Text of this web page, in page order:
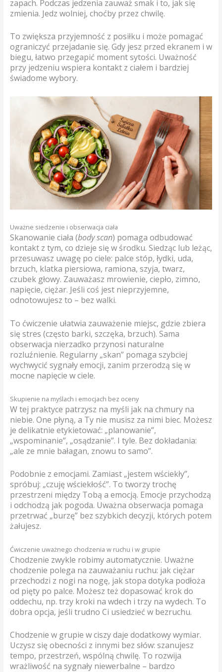
zapach. Podczas jedzenia zauważ smak i to, jak się
zmienia. Jedz wolniej, choćby przez chwilę.
To zwiększa przyjemność z posiłku i może pomagać
ograniczyć przejadanie się. Gdy jesz przed ekranem i w
biegu, łatwo przegapić moment sytości. Uważność
przy jedzeniu wspiera kontakt z ciałem i bardziej
świadome wybory.
Uważne siedzenie i obserwacja ciała
Skanowanie ciała (body scan) pomaga odbudować
kontakt z tym, co dzieje się w środku. Siedząc lub leżąc,
przesuwasz uwagę po ciele: palce stóp, łydki, uda,
brzuch, klatka piersiowa, ramiona, szyja, twarz,
czubek głowy. Zauważasz mrowienie, ciepło, zimno,
napięcie, ciężar. Jeśli coś jest nieprzyjemne,
odnotowujesz to – bez walki.
To ćwiczenie ułatwia zauważenie miejsc, gdzie zbiera
się stres (często barki, szczęka, brzuch). Sama
obserwacja nierzadko przynosi naturalne
rozluźnienie. Regularny „skan” pomaga szybciej
wychwycić sygnały emocji, zanim przerodzą się w
mocne napięcie w ciele.
Skupienie na myślach i emocjach bez oceny
W tej praktyce patrzysz na myśli jak na chmury na
niebie. One płyną, a Ty nie musisz za nimi biec. Możesz
je delikatnie etykietować: „planowanie”,
„wspominanie”, „osądzanie”. I tyle. Bez dokładania:
„ale ze mnie bałagan, znowu to samo”.
Podobnie z emocjami. Zamiast „jestem wściekły”,
spróbuj: „czuję wściekłość”. To tworzy trochę
przestrzeni między Tobą a emocją. Emocje przychodzą
i odchodzą jak pogoda. Uważna obserwacja pomaga
przetrwać „burzę” bez szybkich decyzji, których potem
żałujesz.
Ćwiczenie uważnego chodzenia w ruchu i w grupie
Chodzenie zwykle robimy automatycznie. Uważne
chodzenie polega na zauważaniu ruchu: jak ciężar
przechodzi z nogi na nogę, jak stopa dotyka podłoża
od pięty po palce. Możesz też dopasować krok do
oddechu, np. trzy kroki na wdech i trzy na wydech. To
dobra opcja, jeśli trudno Ci usiedzieć w bezruchu.
Chodzenie w grupie w ciszy daje dodatkowy wymiar.
Uczysz się obecności z innymi bez słów: szanujesz
tempo, przestrzeń, wspólną chwilę. To rozwija
wrażliwość na sygnały niewerbalne – bardzo